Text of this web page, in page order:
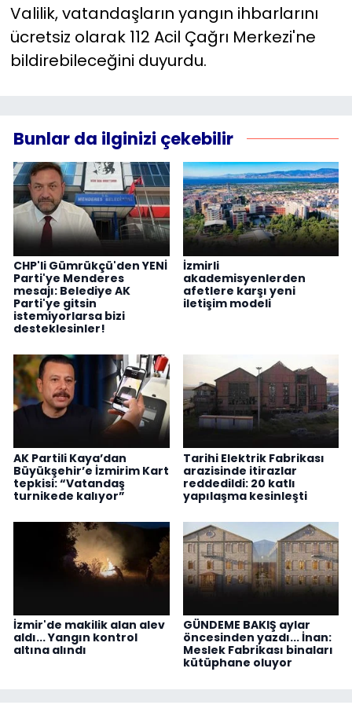
Valilik, vatandaşların yangın ihbarlarını
ücretsiz olarak 112 Acil Çağrı Merkezi'ne
bildirebileceğini duyurdu.
Bunlar da ilginizi çekebilir
CHP'li Gümrükçü'den YENİ
Parti'ye Menderes
mesajı: Belediye AK
Parti'ye gitsin
istemiyorlarsa bizi
desteklesinler!
İzmirli
akademisyenlerden
afetlere karşı yeni
iletişim modeli
AK Partili Kaya’dan
Büyükşehir’e İzmirim Kart
tepkisi: “Vatandaş
turnikede kalıyor”
Tarihi Elektrik Fabrikası
arazisinde itirazlar
reddedildi: 20 katlı
yapılaşma kesinleşti
İzmir'de makilik alan alev
aldı... Yangın kontrol
altına alındı
GÜNDEME BAKIŞ aylar
öncesinden yazdı... İnan:
Meslek Fabrikası binaları
kütüphane oluyor